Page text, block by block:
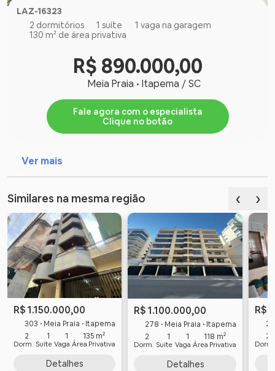
LAZ-16323
2 dormitórios
1 suíte
1 vaga na garagem
130 m² de área privativa
R$ 890.000,00
Meia Praia • Itapema / SC
Fale agora com o especialista
Clique no botão
Ver mais
Similares na mesma região ‹ ›
R$ 1.150.000,00
303 • Meia Praia • Itapema
2
Dorm.
1
Suíte
1
Vaga
135 m²
Área Privativa
Detalhes
R$ 1.100.000,00
278 • Meia Praia • Itapema
2
Dorm.
1
Suíte
1
Vaga
118 m²
Área Privativa
Detalhes
R$
2
Dorm.